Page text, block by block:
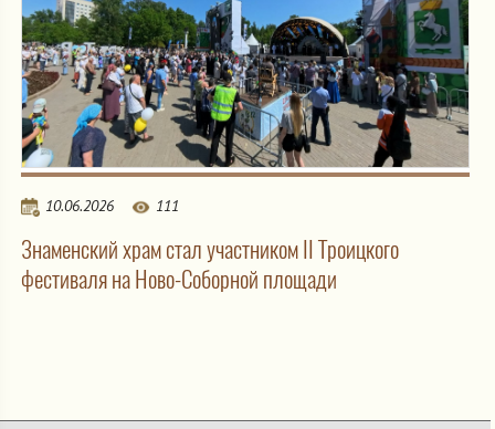
10.06.2026 111
Знаменский храм стал участником II Троицкого
фестиваля на Ново-Соборной площади